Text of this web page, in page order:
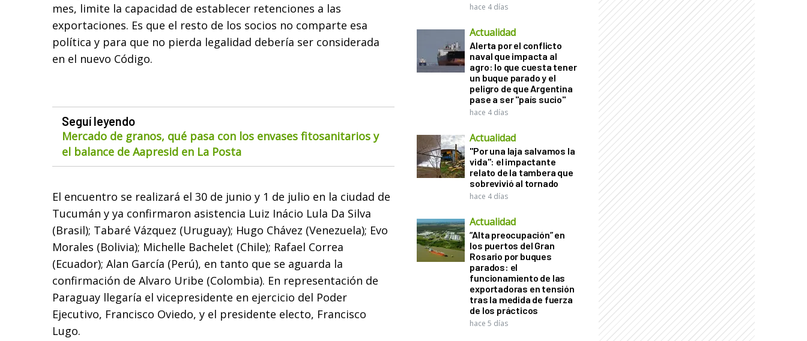
mes, limite la capacidad de establecer retenciones a las
exportaciones. Es que el resto de los socios no comparte esa
política y para que no pierda legalidad debería ser considerada
en el nuevo Código.
Seguí leyendo
Mercado de granos, qué pasa con los envases fitosanitarios y
el balance de Aapresid en La Posta
El encuentro se realizará el 30 de junio y 1 de julio en la ciudad de
Tucumán y ya confirmaron asistencia Luiz Inácio Lula Da Silva
(Brasil); Tabaré Vázquez (Uruguay); Hugo Chávez (Venezuela); Evo
Morales (Bolivia); Michelle Bachelet (Chile); Rafael Correa
(Ecuador); Alan García (Perú), en tanto que se aguarda la
confirmación de Alvaro Uribe (Colombia). En representación de
Paraguay llegaría el vicepresidente en ejercicio del Poder
Ejecutivo, Francisco Oviedo, y el presidente electo, Francisco
Lugo.
hace 4 días
Actualidad
Alerta por el conflicto
naval que impacta al
agro: lo que cuesta tener
un buque parado y el
peligro de que Argentina
pase a ser "país sucio"
hace 4 días
Actualidad
"Por una laja salvamos la
vida": el impactante
relato de la tambera que
sobrevivió al tornado
hace 4 días
Actualidad
“Alta preocupación” en
los puertos del Gran
Rosario por buques
parados: el
funcionamiento de las
exportadoras en tensión
tras la medida de fuerza
de los prácticos
hace 5 días